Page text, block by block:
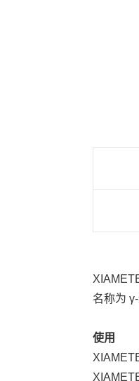
名称为
使用